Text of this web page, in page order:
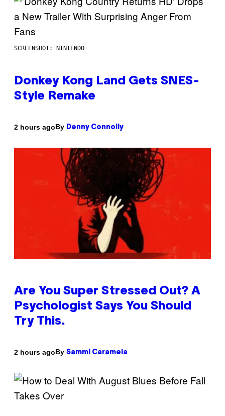
SCREENSHOT: NINTENDO
Donkey Kong Land Gets SNES-
Style Remake
2 hours agoBy Denny Connolly
Are You Super Stressed Out? A
Psychologist Says You Should
Try This.
2 hours agoBy Sammi Caramela